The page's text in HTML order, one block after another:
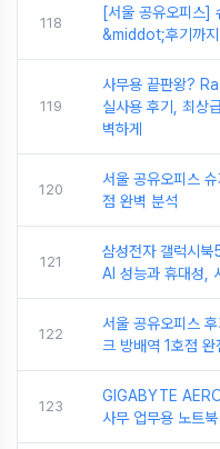
118
[서울 공유오피스]
&middot;후기까지
119
사무용 끝판왕?
실사용 후기, 최상
벽하게
120
서울 공유오피스
점 완벽 분석
121
삼성전자 갤럭시
AI 성능과 휴대성,
122
서울 공유오피스
크 방배역 1호점 완
123
GIGABYTE
사무 업무용 노트